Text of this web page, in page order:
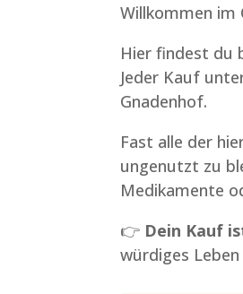
Willkommen im
Hier findest du
Jeder Kauf
Gnadenhof.
Fast alle der
ungenutzt zu
Medikamente
👉 Dein Kauf
würdiges